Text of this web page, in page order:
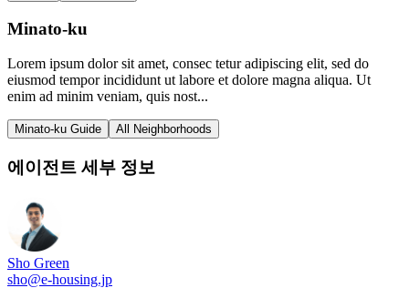
Minato-ku
Lorem ipsum dolor sit amet, consec tetur adipiscing elit, sed do
eiusmod tempor incididunt ut labore et dolore magna aliqua. Ut
enim ad minim veniam, quis nost...
Minato-ku Guide All Neighborhoods
에이전트 세부 정보
Sho Green
sho@e-housing.jp